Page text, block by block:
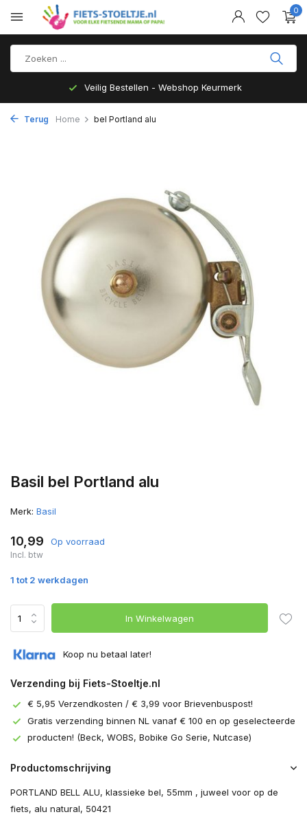
0
Veilig Bestellen - Webshop Keurmerk
Terug Home bel Portland alu
Basil bel Portland alu
Merk: Basil
10,99 Op voorraad
Incl. btw
1 tot 2 werkdagen
In Winkelwagen
Koop nu betaal later!
Verzending bij Fiets-Stoeltje.nl
€ 5,95 Verzendkosten / € 3,99 voor Brievenbuspost!
Gratis verzending binnen NL vanaf € 100 en op geselecteerde
producten! (Beck, WOBS, Bobike Go Serie, Nutcase)
Productomschrijving
PORTLAND BELL ALU, klassieke bel, 55mm , juweel voor op de
fiets, alu natural, 50421